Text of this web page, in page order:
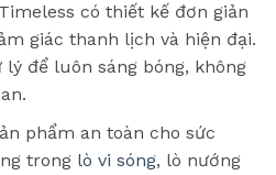
có thiết kế đơn giản
giác thanh lịch và hiện đại.
để luôn sáng bóng, không
phẩm an toàn cho sức
trong lò vi sóng, lò nướng